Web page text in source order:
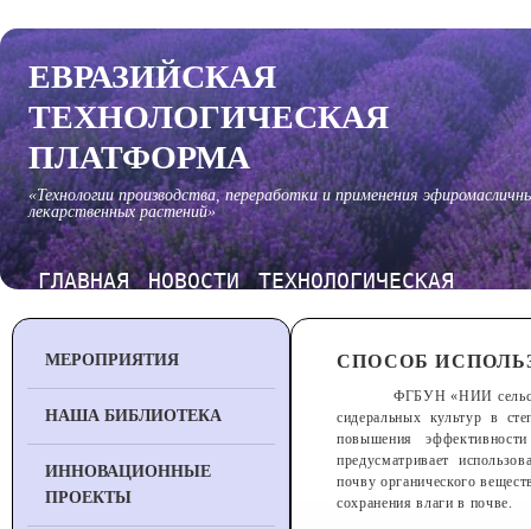
ЕВРАЗИЙСКАЯ
ТЕХНОЛОГИЧЕСКАЯ
ПЛАТФОРМА
«Технологии производства, переработки и применения
лекарственных растений»
ГЛАВНАЯ НОВОСТИ
ТЕХНОЛОГИЧЕСКАЯ
МЕРОПРИЯТИЯ
НАША БИБЛИОТЕКА
ИННОВАЦИОННЫЕ
ПРОЕКТЫ
СПОСОБ
ФГБУН «НИИ
сидеральных культур в
повышения
предусматривает
почву органического
сохранения влаги в почве.